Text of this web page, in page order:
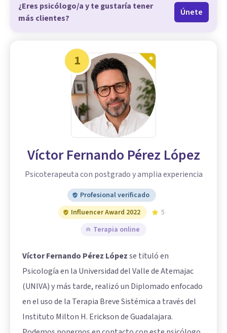
¿Eres psicólogo/a y te gustaría tener
más clientes?
Únete
1
Víctor Fernando Pérez López
Psicoterapeuta con postgrado y amplia experiencia
Profesional verificado
Influencer Award 2022
5
Terapia online
Víctor Fernando Pérez Lópezse tituló en
Psicología en la Universidad del Valle de Atemajac
(UNIVA) y más tarde, realizó un Diplomado enfocado
en el uso de la Terapia Breve Sistémica a través del
Instituto Milton H. Erickson de Guadalajara.